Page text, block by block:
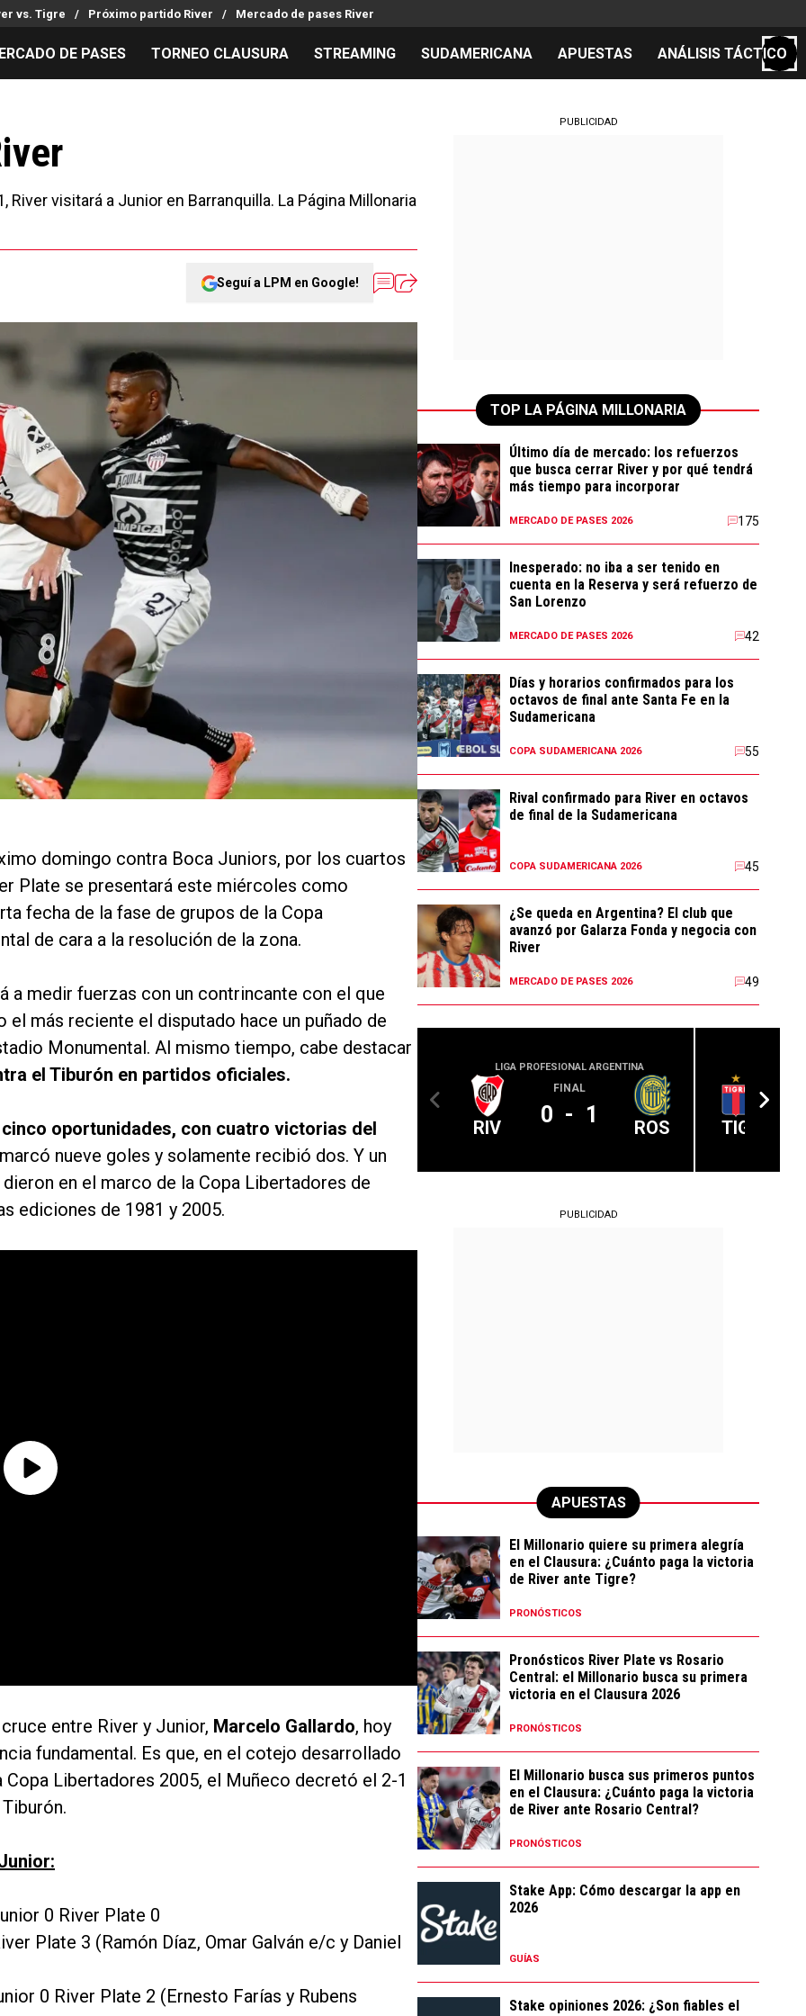
vs. Tigre Próximo partido River Mercado de pases River
de Pases
tácticos
Chacho Coudet
Los goles de River
Pronósticos
DE PASES TORNEO CLAUSURA STREAMING SUDAMERICANA APUESTAS ANÁLISIS TÁCTICO
visitará a Junior en Barranquilla. La Página Millonaria
Seguí a LPM en Google!
domingo contra Boca Juniors, por los cuartos
Plate se presentará este miércoles como
fecha de la fase de grupos de la Copa
de cara a la resolución de la zona.
medir fuerzas con un contrincante con el que
más reciente el disputado hace un puñado de
Monumental. Al mismo tiempo, cabe destacar
el Tiburón en partidos oficiales.
cinco oportunidades, con cuatro victorias del
nueve goles y solamente recibió dos. Y un
en el marco de la Copa Libertadores de
ediciones de 1981 y 2005.
entre River y Junior, Marcelo Gallardo, hoy
fundamental. Es que, en el cotejo desarrollado
Libertadores 2005, el Muñeco decretó el 2-1
0 River Plate 0
Plate 3 (Ramón Díaz, Omar Galván e/c y Daniel
0 River Plate 2 (Ernesto Farías y Rubens
PUBLICIDAD
TOP LA PÁGINA MILLONARIA
Último día de mercado: los refuerzos
que busca cerrar River y por qué tendrá
más tiempo para incorporar
MERCADO DE PASES 2026 175
Inesperado: no iba a ser tenido en
cuenta en la Reserva y será refuerzo de
San Lorenzo
MERCADO DE PASES 2026 42
Días y horarios confirmados para los
octavos de final ante Santa Fe en la
Sudamericana
COPA SUDAMERICANA 2026 55
Rival confirmado para River en octavos
de final de la Sudamericana
COPA SUDAMERICANA 2026 45
¿Se queda en Argentina? El club que
avanzó por Galarza Fonda y negocia con
River
MERCADO DE PASES 2026 49
LIGA PROFESIONAL ARGENTINA
RIV
FINAL
0 - 1 ROS TIG
PUBLICIDAD
APUESTAS
El Millonario quiere su primera alegría
en el Clausura: ¿Cuánto paga la victoria
de River ante Tigre?
PRONÓSTICOS
Pronósticos River Plate vs Rosario
Central: el Millonario busca su primera
victoria en el Clausura 2026
PRONÓSTICOS
El Millonario busca sus primeros puntos
en el Clausura: ¿Cuánto paga la victoria
de River ante Rosario Central?
PRONÓSTICOS
Stake App: Cómo descargar la app en
2026
GUÍAS
Stake opiniones 2026: ¿Son fiables el